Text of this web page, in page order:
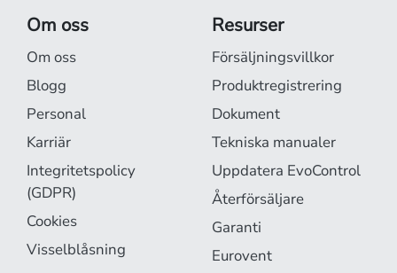
Om oss
Om oss
Blogg
Personal
Karriär
Integritetspolicy
(GDPR)
Cookies
Visselblåsning
Resurser
Försäljningsvillkor
Produktregistrering
Dokument
Tekniska manualer
Uppdatera EvoControl
Återförsäljare
Garanti
Eurovent